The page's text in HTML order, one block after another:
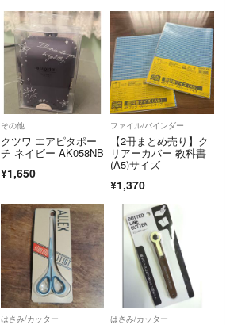
線 魚 深海魚 青 緑 ブ
ルー グリーン カラフ
ル かっこいい 図鑑 入
学 文房具 子供 キッ
ズ 小学校 入学準
その他
クツワ エアピタポー
チ ネイビー AK058NB
¥1,650
ファイル/バインダー
【2冊まとめ売り】ク
リアーカバー 教科書
(A5)サイズ
¥1,370
はさみ/カッター はさみ/カッター